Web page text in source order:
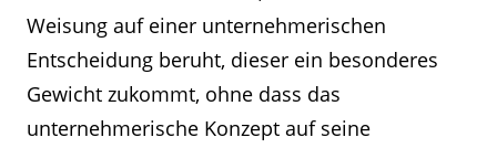
Weisung auf einer unternehmerischen
Entscheidung beruht, dieser ein besonderes
Gewicht zukommt, ohne dass das
unternehmerische Konzept auf seine